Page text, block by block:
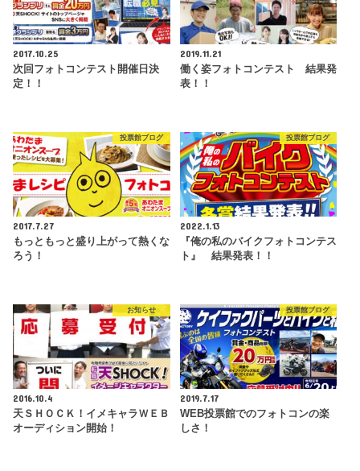
2017.10.25
次回フォトコンテスト開催日決
定！！
2019.11.21
働く姿フォトコンテスト 結果発
表！！
投票館ブログ
2017.7.27
もっともっと盛り上がって熱くな
ろう！
投票館ブログ
2022.1.13
『俺の私のバイクフォトコンテス
ト』 結果発表！！
お知らせ
2016.10.4
天ＳＨＯＣＫ！イメキャラＷＥＢ
オーディション開始！
投票館ブログ
2019.7.17
WEB投票館でのフォトコンの楽
しさ！